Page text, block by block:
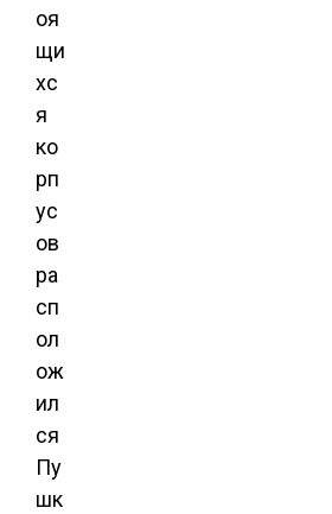
оя
щи
хс
я
ко
рп
ус
ов
ра
сп
ол
ож
ил
ся
Пу
шк